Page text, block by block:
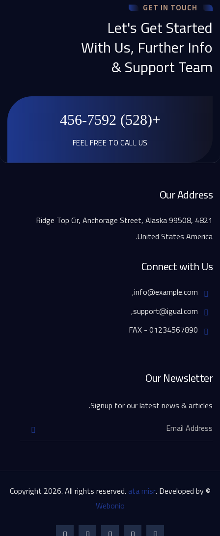
GET IN TOUCH
Let's Get Started
With Us, Further Info
& Support Team
+(528) 456-7592
FEEL FREE TO CALL US
Our Address
4821 Ridge Top Cir, Anchorage Street, Alaska 99508,
United States America.
Connect with Us
Our Newsletter
Signup for our latest news & articles.
© Copyright 2026. All rights reserved.
ata misr. Developed by
Webonio